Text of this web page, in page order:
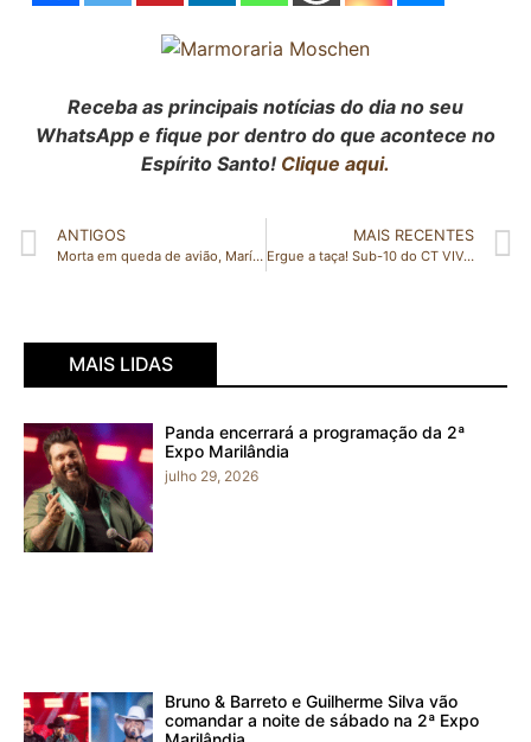
Receba as principais notícias do dia no seu
WhatsApp e fique por dentro do que acontece no
Espírito Santo! Clique aqui.
ANTIGOS
Morta em queda de avião, Marília Mendonça se apresentaria em Guriri no dia 02 de janeiro
MAIS RECENTES
Ergue a taça! Sub-10 do CT VIVA é campeão da Série Prata na Copa Carlos Germano Fut-7
MAIS LIDAS
Panda encerrará a programação da 2ª
Expo Marilândia
julho 29, 2026
Bruno & Barreto e Guilherme Silva vão
comandar a noite de sábado na 2ª Expo